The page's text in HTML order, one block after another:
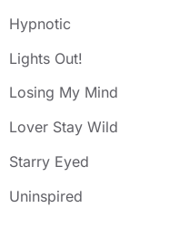
Hypnotic
Lights Out!
Losing My Mind
Lover Stay Wild
Starry Eyed
Uninspired